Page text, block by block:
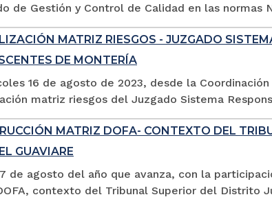
de Gestión y Control de Calidad en las normas
MATRIZ RIESGOS - JUZGADO
DE MONTERÍA
16 de agosto de 2023, desde la
matriz riesgos del Juzgado Sistema
MATRIZ DOFA- CONTEXTO DEL
GUAVIARE
de agosto del año que avanza, con la
contexto del Tribunal Superior del Distrito